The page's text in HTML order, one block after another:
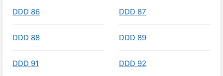
DDD 86 DDD 87
DDD 88 DDD 89
DDD 91 DDD 92